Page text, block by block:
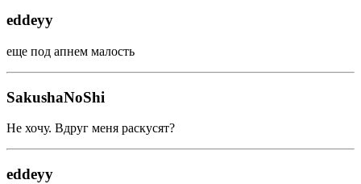
eddeyy
еще под апнем малость
SakushaNoShi
Не хочу. Вдруг меня раскусят?
eddeyy